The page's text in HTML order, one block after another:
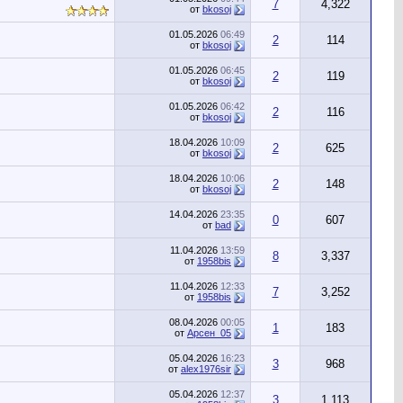
от bkosoj 7 4,322
01.05.2026 06:49
от bkosoj 2 114
01.05.2026 06:45
от bkosoj 2 119
01.05.2026 06:42
от bkosoj 2 116
18.04.2026 10:09
от bkosoj 2 625
18.04.2026 10:06
от bkosoj 2 148
14.04.2026 23:35
от bad 0 607
11.04.2026 13:59
от 1958bis 8 3,337
11.04.2026 12:33
от 1958bis 7 3,252
08.04.2026 00:05
от Арсен_05 1 183
05.04.2026 16:23
от alex1976sir 3 968
05.04.2026 12:37
3 1,113